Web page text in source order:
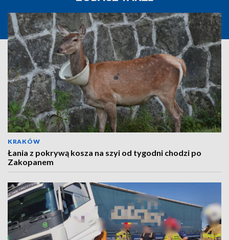
KRAKÓW
Łania z pokrywą kosza na szyi od tygodni chodzi po
Zakopanem